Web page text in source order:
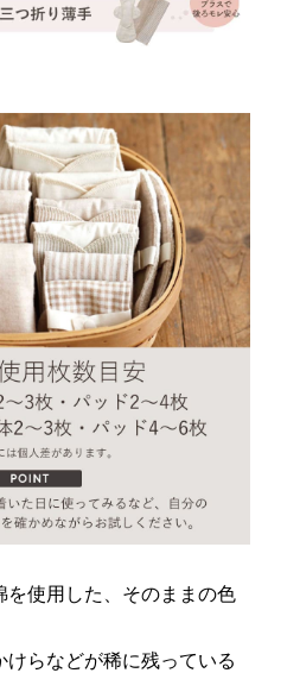
を使用した、そのままの色
らなどが稀に残っている